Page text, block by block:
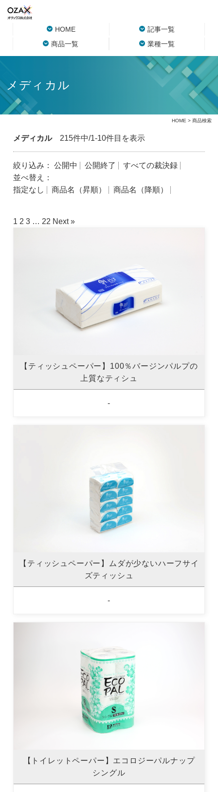
HOME
記事一覧
商品一覧
業種一覧
メディカル
HOME > 商品検索
メディカル215件中/1-10件目を表示
絞り込み： 公開中 公開終了
すべての裁決録
並べ替え：
指定なし
商品名（昇順） 商品名（降順）
1 2 3 … 22 Next »
【ティッシュペーパー】100％バージンパルプの
上質なティシュ
-
【ティッシュペーパー】ムダが少ないハーフサイ
ズティッシュ
-
【トイレットペーパー】エコロジーパルナップ
シングル